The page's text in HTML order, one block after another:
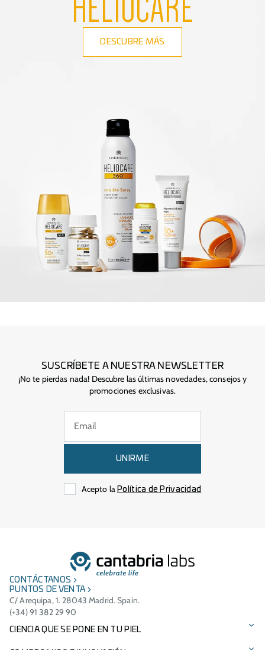
DESCUBRE MÁS
SUSCRÍBETE A NUESTRA NEWSLETTER
¡No te pierdas nada! Descubre las últimas novedades, consejos y
promociones exclusivas.
UNIRME
Acepto laPolítica de Privacidad
CONTÁCTANOS
PUNTOS DE VENTA
C/ Arequipa, 1. 28043 Madrid. Spain.
(+34) 91 382 29 90
CIENCIA QUE SE PONE EN TU PIEL